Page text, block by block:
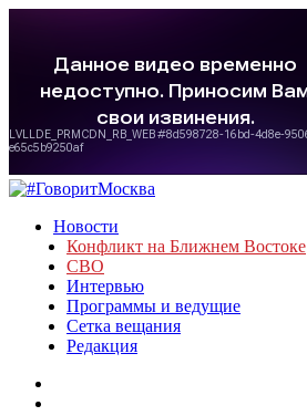
Новости
Конфликт на Ближнем Востоке
СВО
Интервью
Программы и ведущие
Сетка вещания
Редакция